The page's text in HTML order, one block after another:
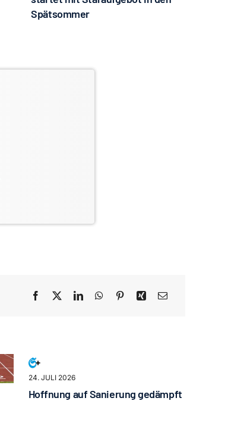
Spätsommer
24. JULI 2026
Hoffnung auf Sanierung gedämpft